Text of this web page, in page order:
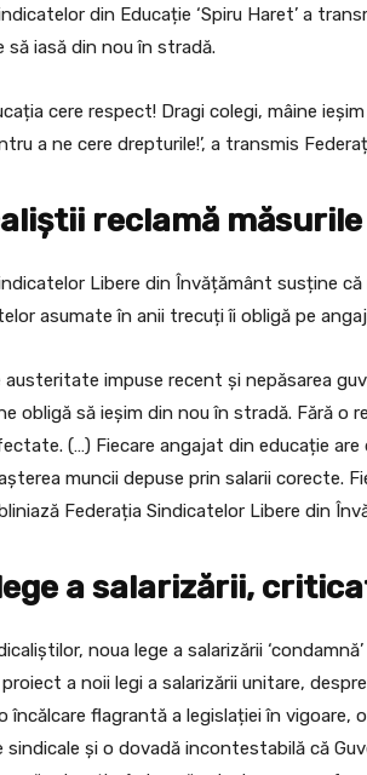
din Educație ‘Spiru Haret’ a
să iasă din nou în stradă.
cere respect! Dragi colegi, mâine
a ne cere drepturile!’, a transmis
reclamă
Libere din Învățământ susține
asumate în anii trecuți îi obligă pe
austeritate impuse recent și nepăsarea
obligă să ieșim din nou în stradă. Fără o
(…) Fiecare angajat din educație
muncii depuse prin salarii corecte.
Federația Sindicatelor Libere din
a salarizării,
noua lege a salarizării
a noii legi a salarizării unitare,
încălcare flagrantă a legislației în
sindicale și o dovadă incontestabilă că